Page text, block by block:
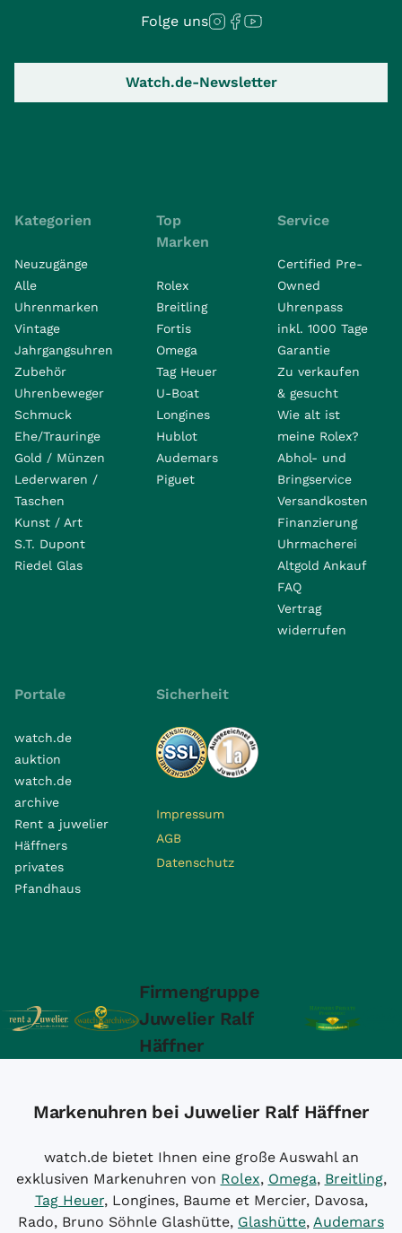
Folge uns
Watch.de-Newsletter
Kategorien
Neuzugänge
Alle
Uhrenmarken
Vintage
Jahrgangsuhren
Zubehör
Uhrenbeweger
Schmuck
Ehe/Trauringe
Gold / Münzen
Lederwaren /
Taschen
Kunst / Art
S.T. Dupont
Riedel Glas
Top
Marken
Rolex
Breitling
Fortis
Omega
Tag Heuer
U-Boat
Longines
Hublot
Audemars
Piguet
Service
Certified Pre-
Owned
Uhrenpass
inkl. 1000 Tage
Garantie
Zu verkaufen
& gesucht
Wie alt ist
meine Rolex?
Abhol- und
Bringservice
Versandkosten
Finanzierung
Uhrmacherei
Altgold Ankauf
FAQ
Vertrag
widerrufen
Portale
watch.de
auktion
watch.de
archive
Rent a juwelier
Häffners
privates
Pfandhaus
Sicherheit
Impressum
AGB
Datenschutz
Firmengruppe
Juwelier Ralf
Häffner
Markenuhren bei Juwelier Ralf Häffner
watch.de bietet Ihnen eine große Auswahl an
exklusiven Markenuhren von Rolex, Omega, Breitling,
Tag Heuer, Longines, Baume et Mercier, Davosa,
Rado, Bruno Söhnle Glashütte, Glashütte, Audemars